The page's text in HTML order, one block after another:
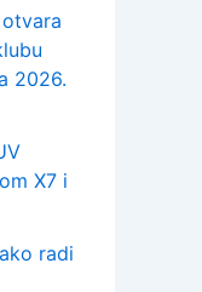
2026.
X7 i
radi